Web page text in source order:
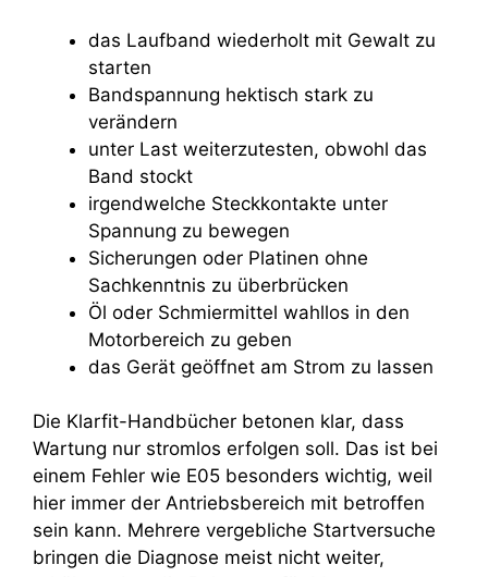
das Laufband wiederholt mit Gewalt zu
starten
Bandspannung hektisch stark zu
verändern
unter Last weiterzutesten, obwohl das
Band stockt
irgendwelche Steckkontakte unter
Spannung zu bewegen
Sicherungen oder Platinen ohne
Sachkenntnis zu überbrücken
Öl oder Schmiermittel wahllos in den
Motorbereich zu geben
das Gerät geöffnet am Strom zu lassen
Die Klarfit-Handbücher betonen klar, dass
Wartung nur stromlos erfolgen soll. Das ist bei
einem Fehler wie E05 besonders wichtig, weil
hier immer der Antriebsbereich mit betroffen
sein kann. Mehrere vergebliche Startversuche
bringen die Diagnose meist nicht weiter,